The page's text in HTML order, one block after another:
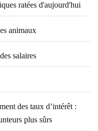
ratées d'aujourd'hui
animaux
salaires
des taux d’intérêt :
plus sûrs